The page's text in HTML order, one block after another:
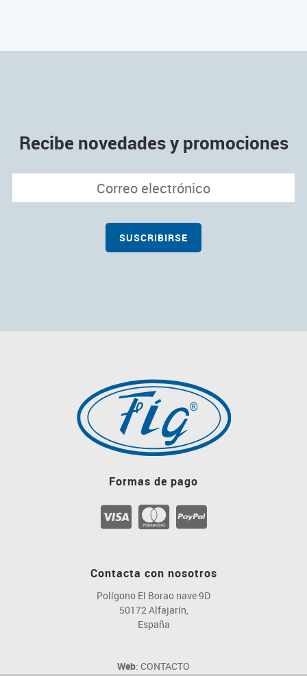
Recibe novedades y promociones
Formas de pago
Contacta con nosotros
Polígono El Borao nave 9D
50172 Alfajarín,
España
Web: CONTACTO